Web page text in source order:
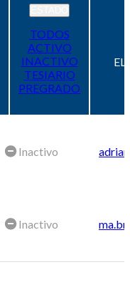
TODOS
ACTIVO
INACTIVO
TESIARIO
PREGRADO
Inactivo
Inactivo